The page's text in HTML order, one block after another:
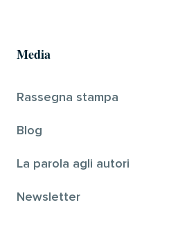
Media
Rassegna stampa
Blog
La parola agli autori
Newsletter